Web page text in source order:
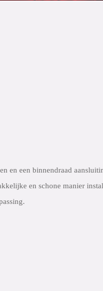
en een binnendraad
en schone manier